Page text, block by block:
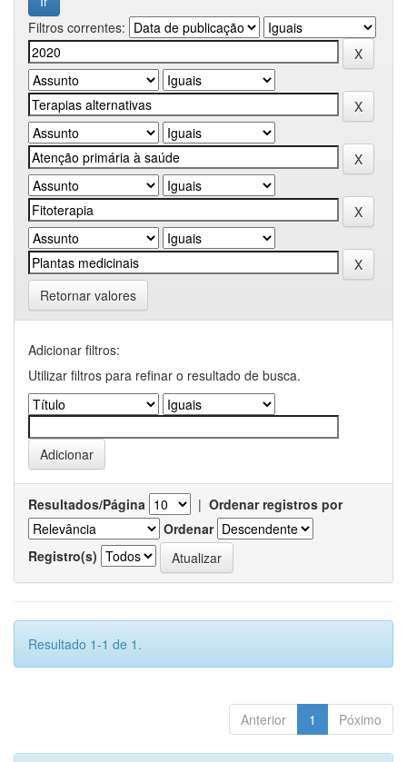
Filtros correntes:
Retornar valores
Adicionar filtros:
Utilizar filtros para refinar o resultado de busca.
Resultados/Página | Ordenar registros por
Ordenar
Registro(s)
Resultado 1-1 de 1.
Anterior 1 Póximo